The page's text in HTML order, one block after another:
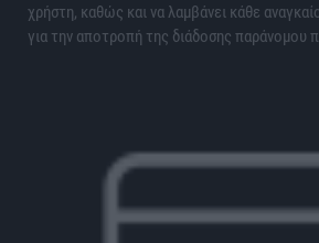
χρήστη, καθώς και να λαμβάνει κάθε
για την αποτροπή της διάδοσης παράνομου